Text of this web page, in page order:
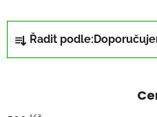
Ř
a
z
Řadit podle: